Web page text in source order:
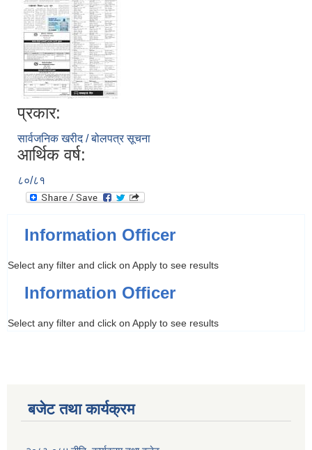
प्रकार:
सार्वजनिक खरीद / बोलपत्र सूचना
आर्थिक वर्ष:
८०/८१
Information Officer
Select any filter and click on Apply to see results
Information Officer
Select any filter and click on Apply to see results
बजेट तथा कार्यक्रम